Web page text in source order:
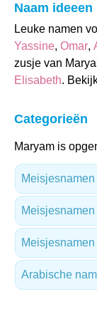
Naam ideeen
Leuke namen
Yassine, Omar,
zusje van
Elisabeth.
Categorieën
Maryam is
Meisjesnamen
Arabische